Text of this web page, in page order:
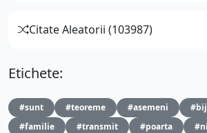
Citate Aleatorii (103987)
Etichete:
#sunt #teoreme #asemeni
#familie
#transmit #poarta